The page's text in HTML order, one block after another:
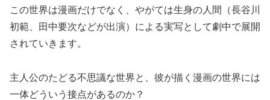
この世界は漫画だけでなく、やがては生身の人間（長谷川
初範、田中要次などが出演）による実写として劇中で展開
されていきます。
主人公のたどる不思議な世界と、彼が描く漫画の世界には
一体どういう接点があるのか？